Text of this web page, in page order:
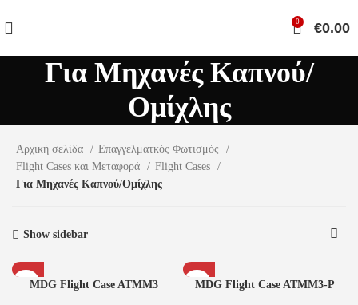
0 €0.00
Για Μηχανές Καπνού/
Ομίχλης
Αρχική σελίδα
Επαγγελματκός Φωτισμός
Flight Cases και Μεταφορά
Flight Cases
Για Μηχανές Καπνού/Ομίχλης
Show sidebar
MDG Flight Case ATMM3 MDG Flight Case ATMM3-P